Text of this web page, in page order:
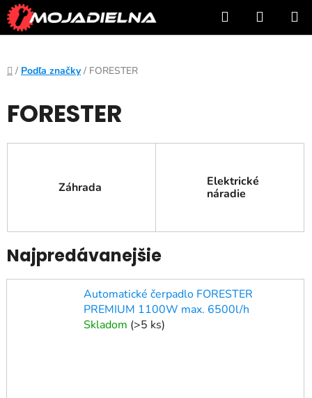
Prejsť
na
obsah
Hľadať
KOŠÍK
Domov
/ Podľa značky / FORESTER
FORESTER
Záhrada
Elektrické
náradie
Najpredávanejšie
Automatické čerpadlo FORESTER
PREMIUM 1100W max. 6500l/h
Skladom (>5 ks)